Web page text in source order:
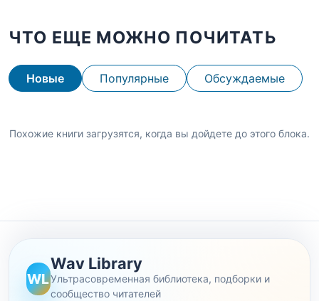
ЧТО ЕЩЕ МОЖНО ПОЧИТАТЬ
Новые Популярные Обсуждаемые
Похожие книги загрузятся, когда вы дойдете до этого блока.
WL
Wav Library
Ультрасовременная библиотека, подборки и
сообщество читателей